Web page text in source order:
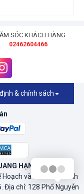
SÓC KHÁCH HÀNG
02462604466
& chính sách
HẠNH
Hoạch và Đầu Tư Thành
Địa chỉ: 128 Phố Nguyễn